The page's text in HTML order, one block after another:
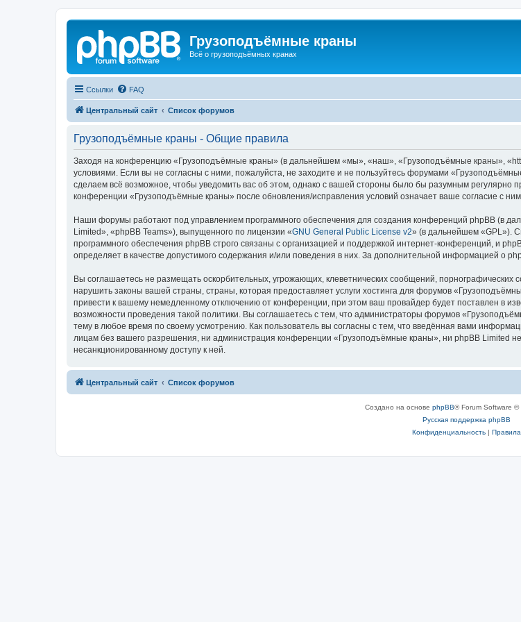
Грузоподъёмные краны
Всё о грузоподъёмных кранах
Ссылки FAQ
Центральный сайт Список форумов
Грузоподъёмные краны - Общие правила
Заходя на конференцию «Грузоподъёмные краны» (в дальнейшем «мы», «наш», «Грузоподъёмные краны»,
условиями. Если вы не согласны с ними, пожалуйста, не заходите и не пользуйтесь форумами
сделаем всё возможное, чтобы уведомить вас об этом, однако с вашей стороны было бы разумным регулярно
конференции «Грузоподъёмные краны» после обновления/исправления условий означает ваше согласие с
Наши форумы работают под управлением программного обеспечения для создания конференций phpBB (в
Limited», «phpBB Teams»), выпущенного по лицензии «GNU General Public License v2» (в дальнейшем «GPL»).
программного обеспечения phpBB строго связаны с организацией и поддержкой интернет-конференций, и
определяет в качестве допустимого содержания и/или поведения в них. За дополнительной информацией о
Вы соглашаетесь не размещать оскорбительных, угрожающих, клеветнических сообщений,
нарушить законы вашей страны, страны, которая предоставляет услуги хостинга для форумов
привести к вашему немедленному отключению от конференции, при этом ваш провайдер будет поставлен в
возможности проведения такой политики. Вы соглашаетесь с тем, что администраторы форумов
тему в любое время по своему усмотрению. Как пользователь вы согласны с тем, что введённая вами
лицам без вашего разрешения, ни администрация конференции «Грузоподъёмные краны», ни phpBB Limited не
несанкционированному доступу к ней.
Центральный сайт Список форумов
Создано на основе phpBB® Forum Software ©
Русская поддержка phpBB
Конфиденциальность| Правила